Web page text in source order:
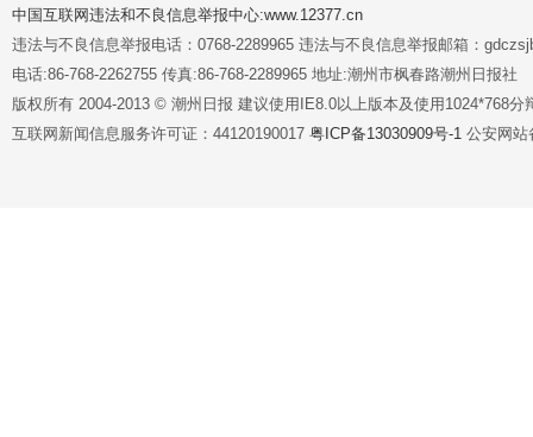
中国互联网违法和不良信息举报中心:www.12377.cn
违法与不良信息举报电话：0768-2289965 违法与不良信息举报邮箱：
电话:86-768-2262755 传真:86-768-2289965 地址:潮州市枫春路潮州日报社
版权所有 2004-2013 © 潮州日报 建议使用IE8.0以上版本及使用1024*768分
互联网新闻信息服务许可证：44120190017 粤ICP备13030909号-1 公安网站